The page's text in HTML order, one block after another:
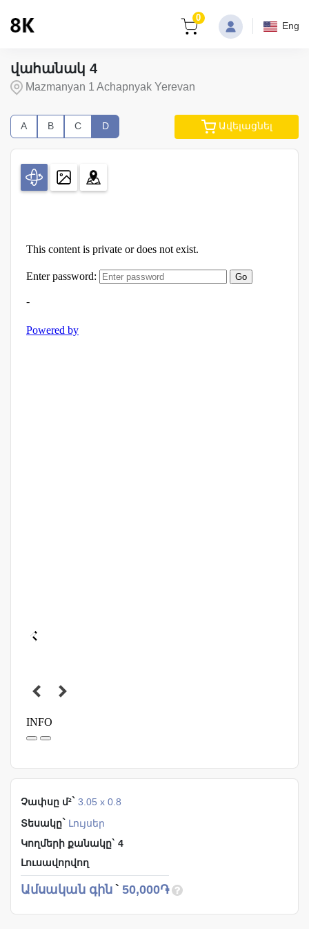
0
Eng
վահանակ 4
Mazmanyan 1 Achapnyak Yerevan
A B C D Ավելացնել
Չափսը մ²` 3.05 x 0.8
Տեսակը` Լույսեր
Կողմերի քանակը` 4
Լուսավորվող
Ամսական գին ` 50,000֏